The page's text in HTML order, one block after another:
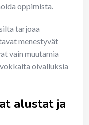
oppimista.
tarjoaa
menestyvät
vain muutamia
oivalluksia
alustat ja